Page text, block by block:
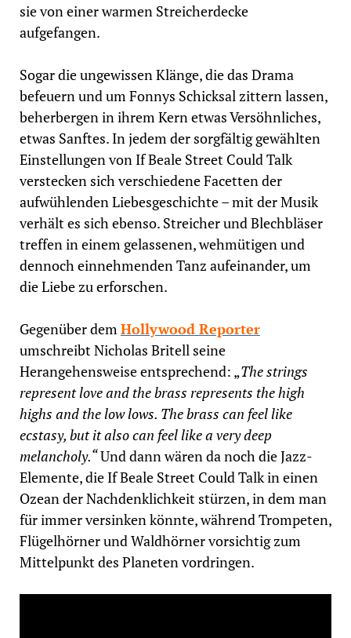
sie von einer warmen Streicherdecke
aufgefangen.
Sogar die ungewissen Klänge, die das Drama
befeuern und um Fonnys Schicksal zittern lassen,
beherbergen in ihrem Kern etwas Versöhnliches,
etwas Sanftes. In jedem der sorgfältig gewählten
Einstellungen von If Beale Street Could Talk
verstecken sich verschiedene Facetten der
aufwühlenden Liebesgeschichte – mit der Musik
verhält es sich ebenso. Streicher und Blechbläser
treffen in einem gelassenen, wehmütigen und
dennoch einnehmenden Tanz aufeinander, um
die Liebe zu erforschen.
Gegenüber dem Hollywood Reporter
umschreibt Nicholas Britell seine
Herangehensweise entsprechend: „The strings
represent love and the brass represents the high
highs and the low lows. The brass can feel like
ecstasy, but it also can feel like a very deep
melancholy.“Und dann wären da noch die Jazz-
Elemente, die If Beale Street Could Talk in einen
Ozean der Nachdenklichkeit stürzen, in dem man
für immer versinken könnte, während Trompeten,
Flügelhörner und Waldhörner vorsichtig zum
Mittelpunkt des Planeten vordringen.